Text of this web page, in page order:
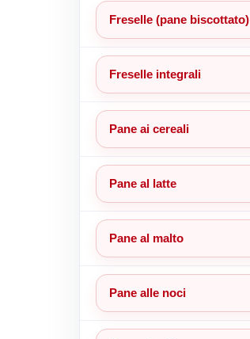
Freselle (pane biscottato)
Freselle integrali
Pane ai cereali
Pane al latte
Pane al malto
Pane alle noci